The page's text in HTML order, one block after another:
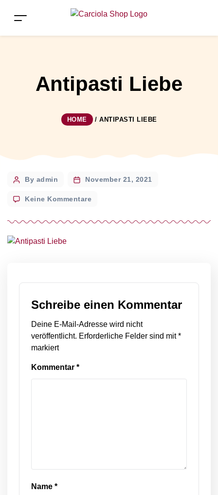
Antipasti Liebe
HOME / ANTIPASTI LIEBE
PostBy admin November 21, 2021
Keine Kommentarezu
Schreibe einen Kommentar
Deine E-Mail-Adresse wird nicht
veröffentlicht. Erforderliche Felder sind mit*
markiert
Kommentar *
Name *